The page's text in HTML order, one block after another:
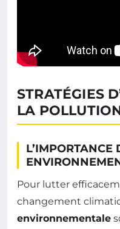
STRATÉGIES
LA
L’IMPORTANCE
Pour lutter
changement
environnementale